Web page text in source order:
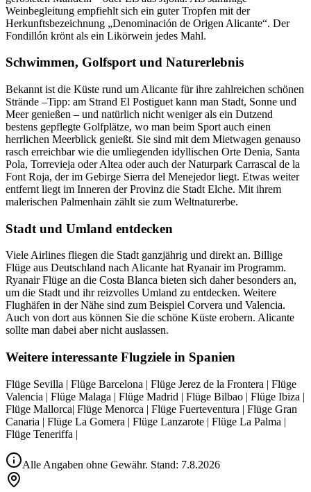
Weinbegleitung empfiehlt sich ein guter Tropfen mit der
Herkunftsbezeichnung „Denominación de Origen Alicante“. Der
Fondillón krönt als ein Likörwein jedes Mahl.
Schwimmen, Golfsport und Naturerlebnis
Bekannt ist die Küste rund um Alicante für ihre zahlreichen schönen
Strände –Tipp: am Strand El Postiguet kann man Stadt, Sonne und
Meer genießen – und natürlich nicht weniger als ein Dutzend
bestens gepflegte Golfplätze, wo man beim Sport auch einen
herrlichen Meerblick genießt. Sie sind mit dem Mietwagen genauso
rasch erreichbar wie die umliegenden idyllischen Orte Denia, Santa
Pola, Torrevieja oder Altea oder auch der Naturpark Carrascal de la
Font Roja, der im Gebirge Sierra del Menejedor liegt. Etwas weiter
entfernt liegt im Inneren der Provinz die Stadt Elche. Mit ihrem
malerischen Palmenhain zählt sie zum Weltnaturerbe.
Stadt und Umland entdecken
Viele Airlines fliegen die Stadt ganzjährig und direkt an. Billige
Flüge aus Deutschland nach Alicante hat Ryanair im Programm.
Ryanair Flüge an die Costa Blanca bieten sich daher besonders an,
um die Stadt und ihr reizvolles Umland zu entdecken. Weitere
Flughäfen in der Nähe sind zum Beispiel Corvera und Valencia.
Auch von dort aus können Sie die schöne Küste erobern. Alicante
sollte man dabei aber nicht auslassen.
Weitere interessante Flugziele in Spanien
Flüge Sevilla | Flüge Barcelona | Flüge Jerez de la Frontera | Flüge
Valencia | Flüge Malaga | Flüge Madrid | Flüge Bilbao | Flüge Ibiza |
Flüge Mallorca| Flüge Menorca | Flüge Fuerteventura | Flüge Gran
Canaria | Flüge La Gomera | Flüge Lanzarote | Flüge La Palma |
Flüge Teneriffa |
Alle Angaben ohne Gewähr. Stand: 7.8.2026